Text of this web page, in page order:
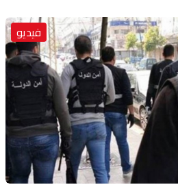
فيديو